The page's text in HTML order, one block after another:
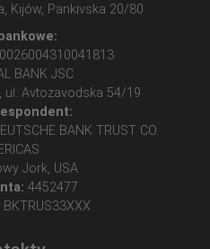
Kijów, Pankivska 20/80
BANK JSC
ul. Avtozavodska 54/19
BANK TRUST CO.
Jork, USA
4452477
BKTRUS33XXX